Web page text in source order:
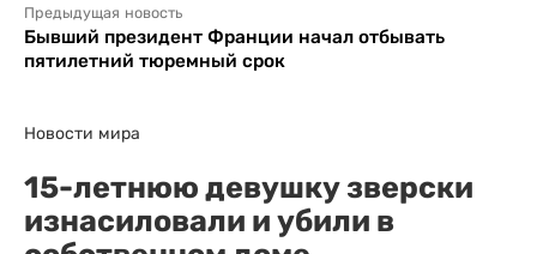
Предыдущая новость
Бывший президент Франции начал отбывать
пятилетний тюремный срок
Новости мира
15-летнюю девушку зверски
изнасиловали и убили в